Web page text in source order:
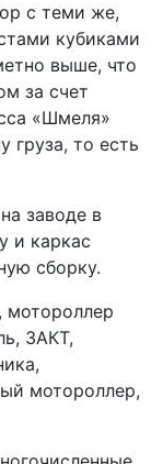
с теми же,
кубиками
выше, что
за счет
«Шмеля»
груза, то есть
заводе в
и каркас
сборку.